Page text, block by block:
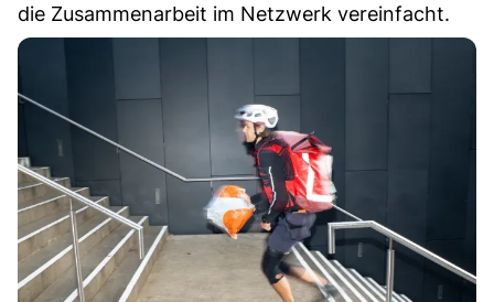
die Zusammenarbeit im Netzwerk vereinfacht.